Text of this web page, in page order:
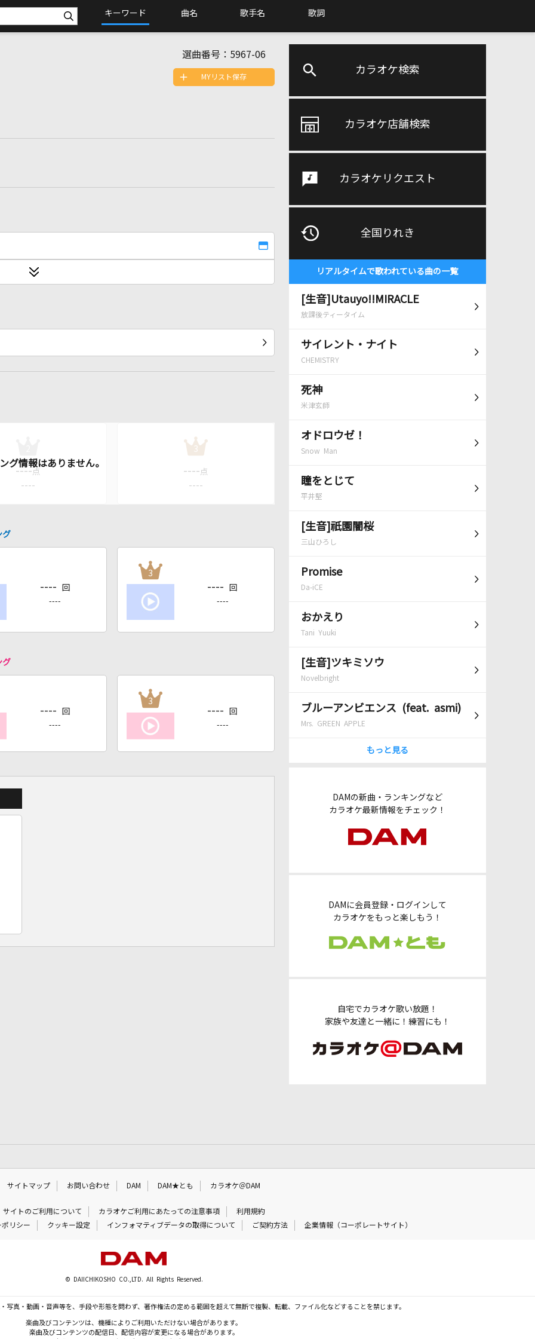
キーワード 曲名 歌手名 歌詞
カラオケ検索
カラオケ店舗検索
カラオケリクエスト
全国りれき
リアルタイムで歌われている曲の一覧
[生音]Utauyo!!MIRACLE
放課後ティータイム
サイレント・ナイト
CHEMISTRY
死神
米津玄師
オドロウゼ！
Snow Man
瞳をとじて
平井堅
[生音]祇園闇桜
三山ひろし
Promise
Da-iCE
おかえり
Tani Yuuki
[生音]ツキミソウ
Novelbright
ブルーアンビエンス (feat. asmi)
Mrs. GREEN APPLE
もっと見る
DAMの新曲・ランキングなど
カラオケ最新情報をチェック！
DAMに会員登録・ログインして
カラオケをもっと楽しもう！
自宅でカラオケ歌い放題！
家族や友達と一緒に！練習にも！
選曲番号： 5967-06
MYリスト保存
---- 点
----
3
---- 点
----
グ
---- 回
----
3
---- 回
----
グ
---- 回
----
3
---- 回
----
サイトマップ お問い合わせ DAM DAM★とも カラオケ＠DAM
サイトのご利用について カラオケご利用にあたっての注意事項
利用規約
リシー
クッキー設定 インフォマティブデータの取得について ご契約方法 企業情報（コーポレートサイト）
© DAIICHIKOSHO CO.,LTD. All Rights Reserved.
写真・動画・音声等を、手段や形態を問わず、著作権法の定める範囲を超えて無断で複製、転載、ファイル化などすることを禁じます。
楽曲及びコンテンツは、機種によりご利用いただけない場合があります。
楽曲及びコンテンツの配信日、配信内容が変更になる場合があります。